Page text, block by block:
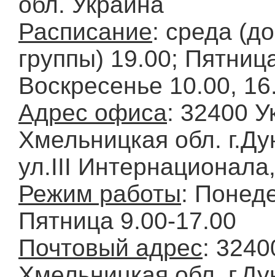
Расписание: среда
группы) 19.00;
Воскресенье 10.00,
Адрес офиса: 32400
Хмельницкая обл.
ул.ІІІ
Режим работы:
Пятница 9.00-17.00
Почтовый адрес: